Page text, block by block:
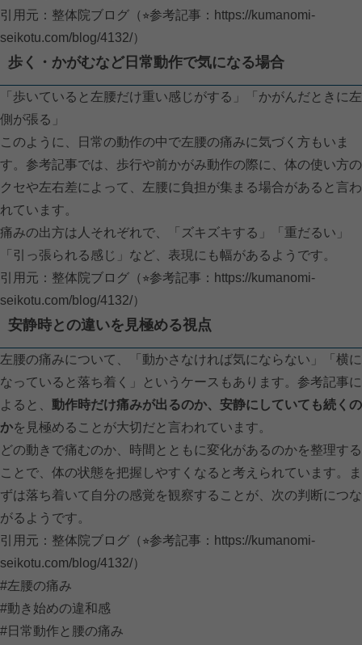
引用元：整体院ブログ（⭐︎参考記事： https://kumanomi-
seikotu.com/blog/4132/）
歩く・かがむなど日常動作で気になる場合
「歩いていると左腰だけ重い感じがする」「かがんだときに左
側が張る」
このように、日常の動作の中で左腰の痛みに気づく方もいま
す。参考記事では、歩行や前かがみ動作の際に、体の使い方の
クセや左右差によって、左腰に負担が集まる場合があると言わ
れています。
痛みの出方は人それぞれで、「ズキズキする」「重だるい」
「引っ張られる感じ」など、表現にも幅があるようです。
引用元：整体院ブログ（⭐︎参考記事： https://kumanomi-
seikotu.com/blog/4132/）
安静時との違いを見極める視点
左腰の痛みについて、「動かさなければ気にならない」「横に
なっていると落ち着く」というケースもあります。参考記事に
よると、 動作時だけ痛みが出るのか、安静にしていても続くの
かを見極めることが大切だと言われています。
どの動きで痛むのか、時間とともに変化があるのかを整理する
ことで、体の状態を把握しやすくなると考えられています。ま
ずは落ち着いて自分の感覚を観察することが、次の判断につな
がるようです。
引用元：整体院ブログ（⭐︎参考記事： https://kumanomi-
seikotu.com/blog/4132/）
#左腰の痛み
#動き始めの違和感
#日常動作と腰の痛み